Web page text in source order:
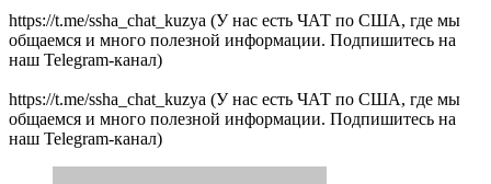
https://t.me/ssha_chat_kuzya (У нас есть ЧАТ по США, где мы
общаемся и много полезной информации. Подпишитесь на
наш Telegram-канал)
https://t.me/ssha_chat_kuzya (У нас есть ЧАТ по США, где мы
общаемся и много полезной информации. Подпишитесь на
наш Telegram-канал)